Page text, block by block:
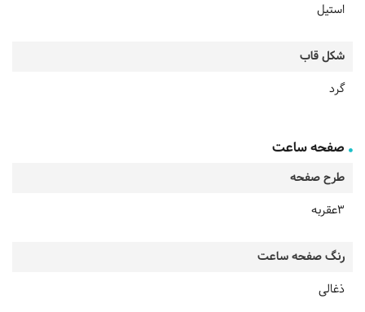
استیل
شکل قاب
گرد
صفحه ساعت
طرح صفحه
3عقربه
رنگ صفحه ساعت
ذغالی